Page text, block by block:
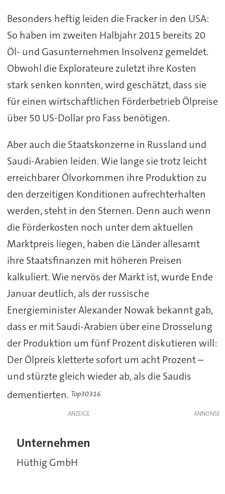
Besonders heftig leiden die Fracker in den USA:
So haben im zweiten Halbjahr 2015 bereits 20
Öl- und Gasunternehmen Insolvenz gemeldet.
Obwohl die Explorateure zuletzt ihre Kosten
stark senken konnten, wird geschätzt, dass sie
für einen wirtschaftlichen Förderbetrieb Ölpreise
über 50 US-Dollar pro Fass benötigen.
Aber auch die Staatskonzerne in Russland und
Saudi-Arabien leiden. Wie lange sie trotz leicht
erreichbarer Ölvorkommen ihre Produktion zu
den derzeitigen Konditionen aufrechterhalten
werden, steht in den Sternen. Denn auch wenn
die Förderkosten noch unter dem aktuellen
Marktpreis liegen, haben die Länder allesamt
ihre Staatsfinanzen mit höheren Preisen
kalkuliert. Wie nervös der Markt ist, wurde Ende
Januar deutlich, als der russische
Energieminister Alexander Nowak bekannt gab,
dass er mit Saudi-Arabien über eine Drosselung
der Produktion um fünf Prozent diskutieren will:
Der Ölpreis kletterte sofort um acht Prozent –
und stürzte gleich wieder ab, als die Saudis
dementierten. Top30316
ANZEIGE
Unternehmen
Hüthig GmbH